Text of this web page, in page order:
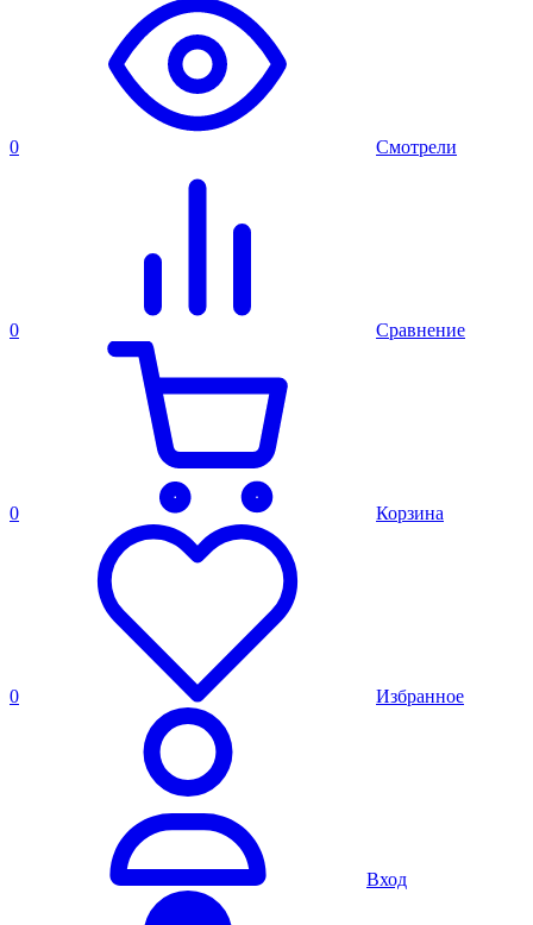
0 Смотрели
0 Сравнение
0 Корзина
0 Избранное
Вход